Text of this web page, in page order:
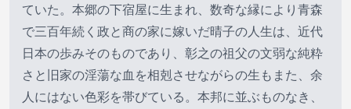
ていた。本郷の下宿屋に生まれ、数奇な縁により青森
で三百年続く政と商の家に嫁いだ晴子の人生は、近代
日本の歩みそのものであり、彰之の祖父の文弱な純粋
さと旧家の淫蕩な血を相剋させながらの生もまた、余
人にはない色彩を帯びている。本邦に並ぶものなき、